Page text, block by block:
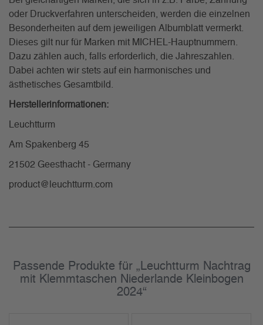
oder Druckverfahren unterscheiden, werden die einzelnen
Besonderheiten auf dem jeweiligen Albumblatt vermerkt.
Dieses gilt nur für Marken mit MICHEL-Hauptnummern.
Dazu zählen auch, falls erforderlich, die Jahreszahlen.
Dabei achten wir stets auf ein harmonisches und
ästhetisches Gesamtbild.
Herstellerinformationen:
Leuchtturm
Am Spakenberg 45
21502 Geesthacht - Germany
product@leuchtturm.com
Passende Produkte für „Leuchtturm Nachtrag
mit Klemmtaschen Niederlande Kleinbogen
2024“